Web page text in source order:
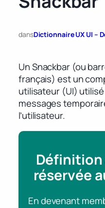
dansDictionnaire UX UI –
Un Snackbar (ou
français) est un
utilisateur (UI)
messages
l’utilisateur.
réservée
En devenant